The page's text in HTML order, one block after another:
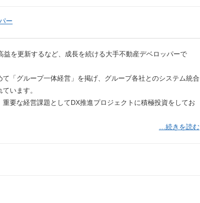
ー
を更新するなど、成長を続ける大手不動産デベロッパーで
「グループ一体経営」を掲げ、グループ各社とのシステム統合
います。
要な経営課題としてDX推進プロジェクトに積極投資をしてお
…続きを読む